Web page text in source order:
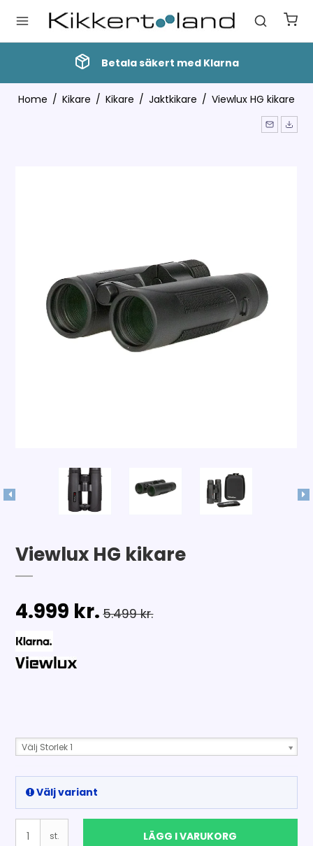
5 stjärnor på Trustpilot
Home / Kikare / Kikare / Jaktkikare / Viewlux HG kikare
Viewlux HG kikare
4.999 kr. 5.499 kr.
Välj Storlek 1
Välj variant
st. LÄGG I VARUKORG